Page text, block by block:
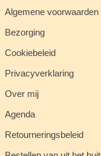
Algemene voorwaarden
Bezorging
Cookiebeleid
Privacyverklaring
Over mij
Agenda
Retourneringsbeleid